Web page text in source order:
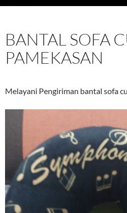
BANTAL SOFA
PAMEKASAN
Melayani Pengiriman bantal sofa